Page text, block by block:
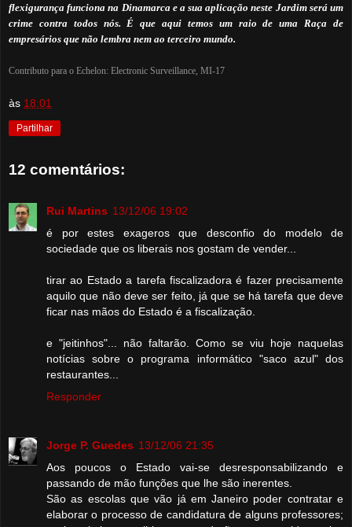
flexigurança funciona na Dinamarca e a sua aplicação neste Jardim será um
crime contra todos nós. É que aqui temos um raio de uma Raça de
empresários que não lembra nem ao terceiro mundo.
Contributo para o Echelon: Electronic Surveillance, MI-17
às 18:01
Partilhar
12 comentários:
Rui Martins 13/12/06 19:02
é por estes exageros que desconfio do modelo de
sociedade que os liberais nos gostam de vender...
tirar ao Estado a tarefa fiscalizadora é fazer precisamente
aquilo que não deve ser feito, já que se há tarefa que deve
ficar nas mãos do Estado é a fiscalização.
e "jeitinhos"... não faltarão. Como se viu hoje naquelas
notícias sobre o programa informático "saco azul" dos
restaurantes...
Responder
Jorge P. Guedes 13/12/06 21:35
Aos poucos o Estado vai-se desresponsabilizando e
passando de mão funções que lhe são inerentes.
São as escolas que vão já em Janeiro poder contratar e
elaborar o processo de candidatura de alguns professores;